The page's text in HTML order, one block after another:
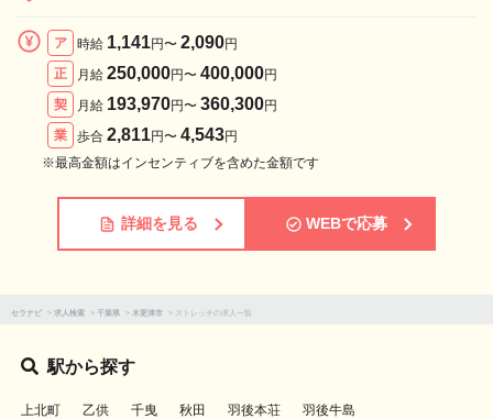
ア 時給 1,141円〜 2,090円
正
月給 250,000円〜 400,000円
契
月給 193,970円〜 360,300円
業
歩合 2,811円〜 4,543円
※最高金額はインセンティブを含めた金額です
詳細を見る WEBで応募
セラナビ > 求人検索 > 千葉県 > 木更津市 > ストレッチの求人一覧
駅から探す
上北町 乙供 千曳 秋田 羽後本荘 羽後牛島